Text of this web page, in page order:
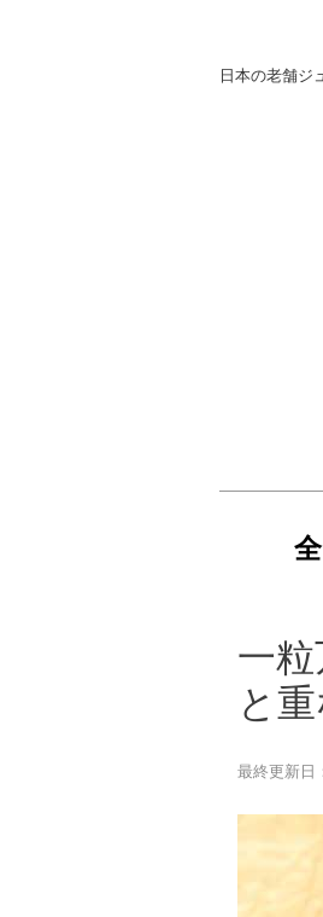
日本の老舗ジ
一
と
最終更新日